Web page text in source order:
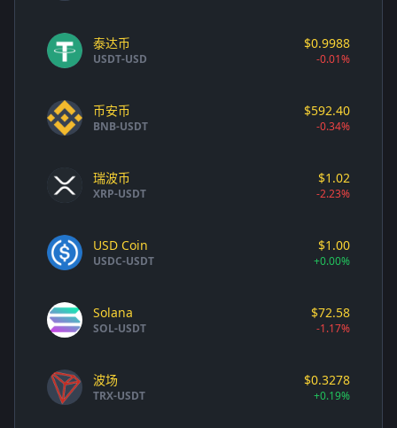
泰达币
USDT-USD
$0.9988
-0.01%
币安币
BNB-USDT
$592.40
-0.34%
瑞波币
XRP-USDT
$1.02
-2.23%
USD Coin
USDC-USDT
$1.00
+0.00%
Solana
SOL-USDT
$72.58
-1.17%
波场
TRX-USDT
$0.3278
+0.19%